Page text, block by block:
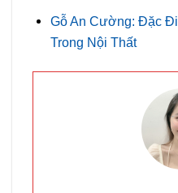
Gỗ An Cường: Đặc
Trong Nội Thất